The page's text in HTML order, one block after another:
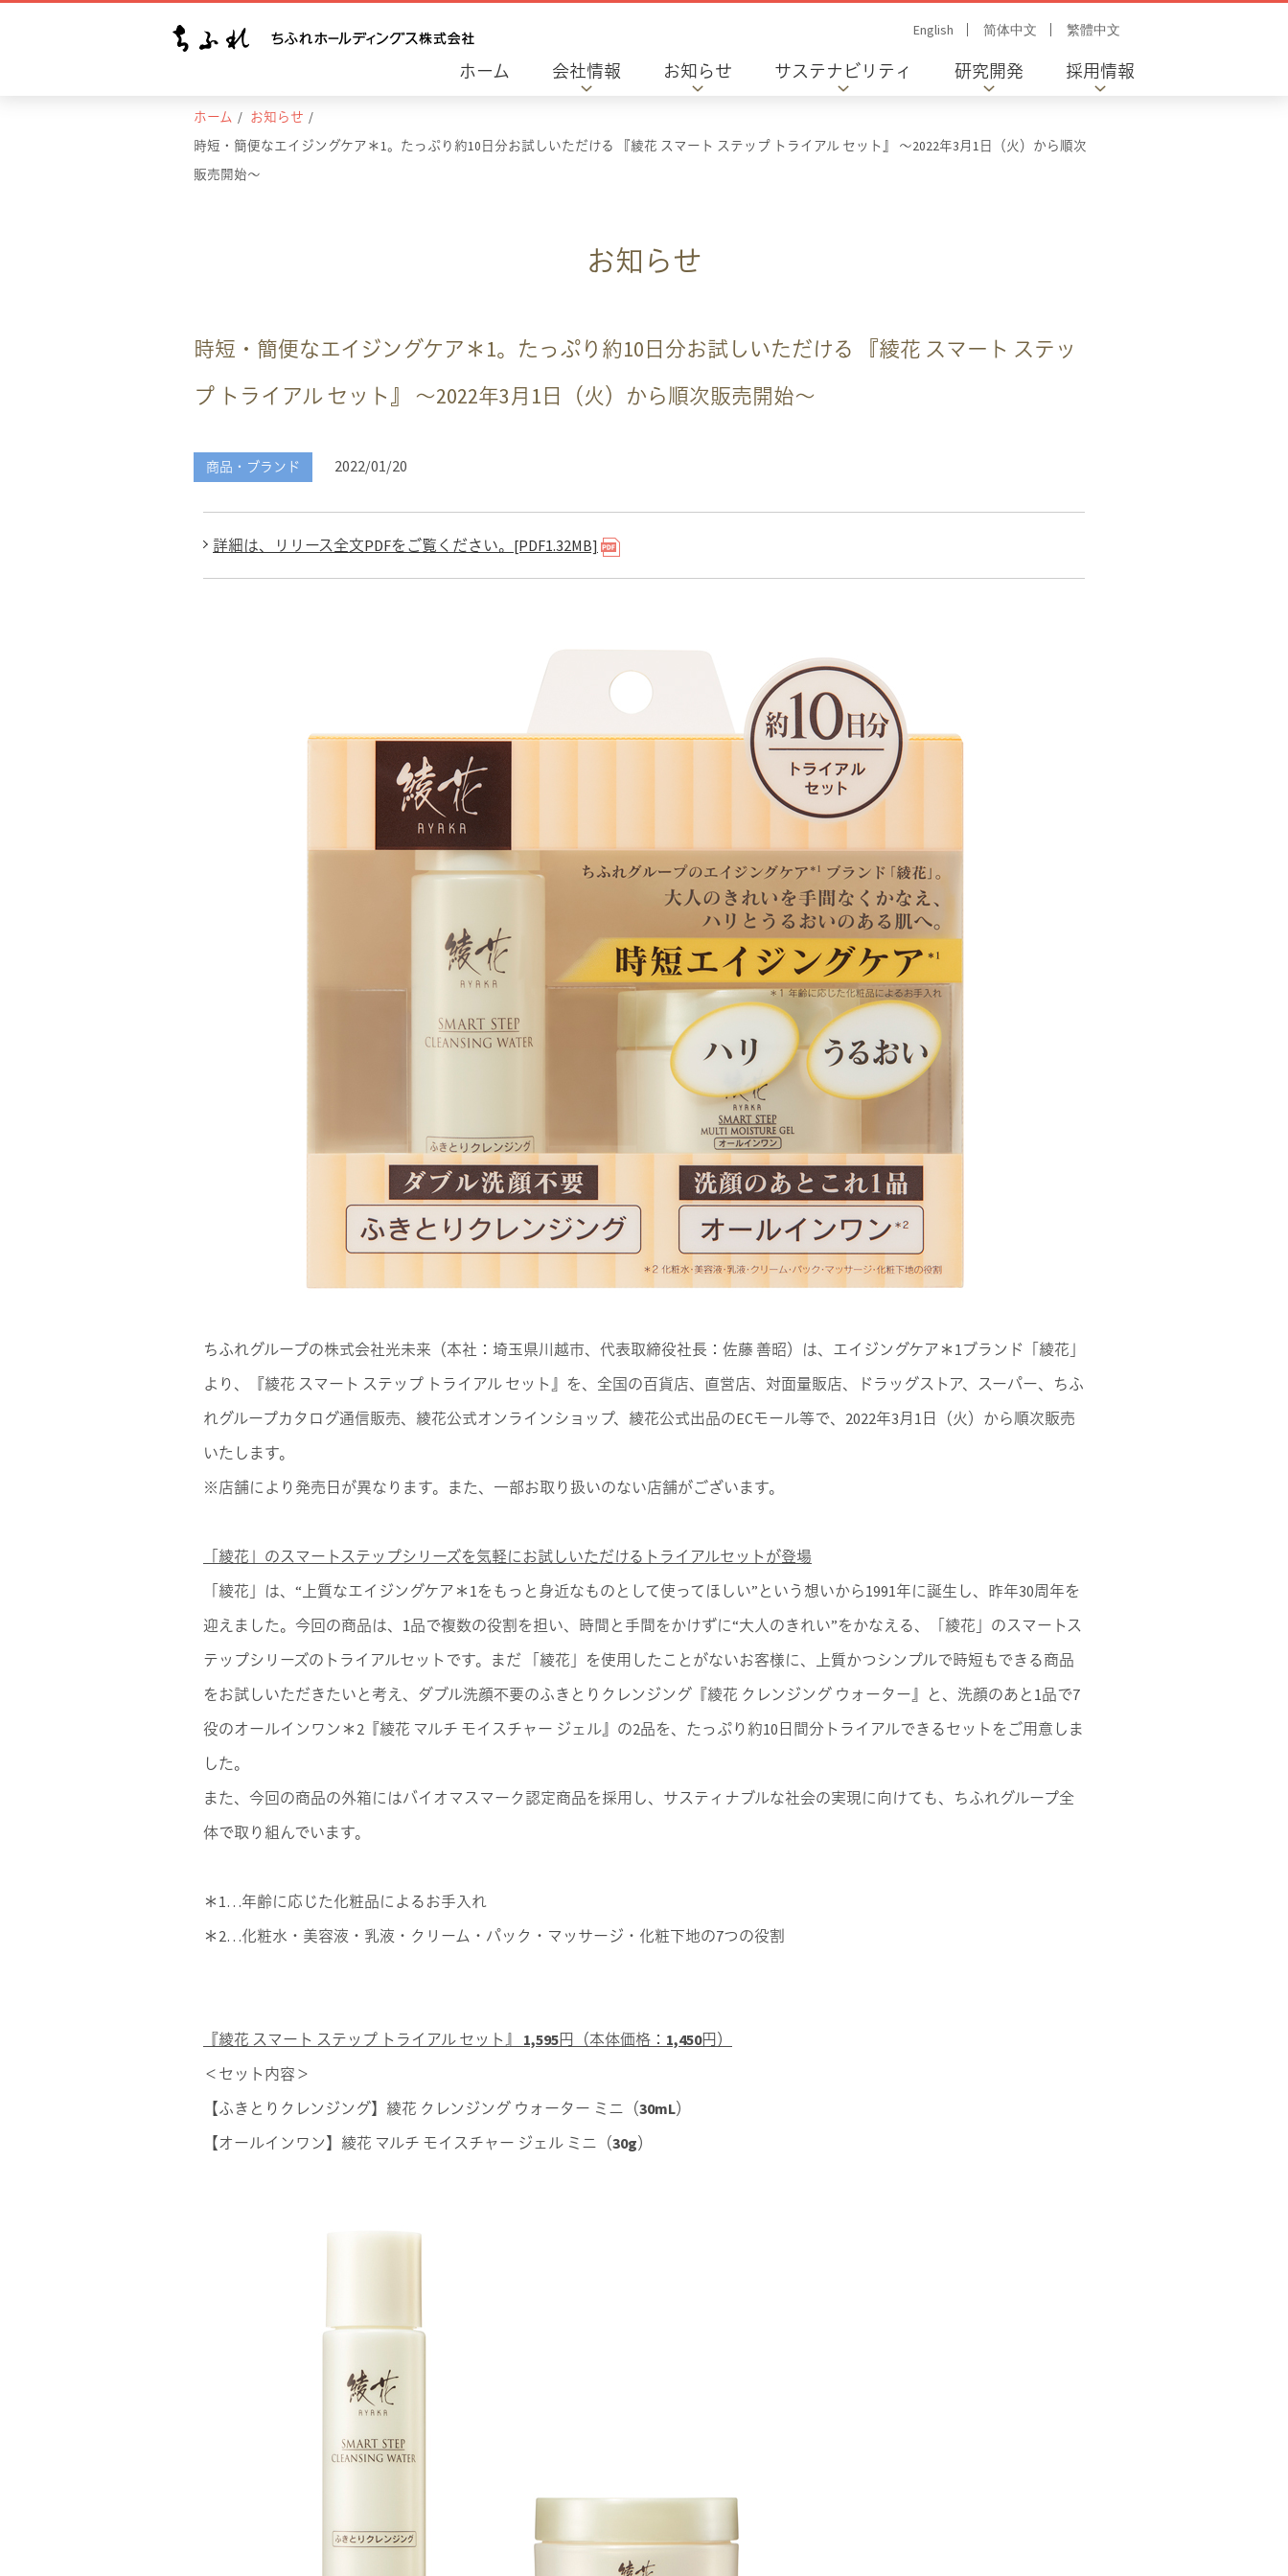
English 简体中文 繁體中文
ホーム 会社情報 お知らせ サステナビリティ 研究開発 採用情報
ホーム
お知らせ
時短・簡便なエイジングケア＊1。たっぷり約10日分お試しいただける 『綾花 スマート ステップ トライアル セット』 ～2022年3月1日（火）から順次
販売開始～
お知らせ
時短・簡便なエイジングケア＊1。たっぷり約10日分お試しいただける 『綾花 スマート ステッ
プ トライアル セット』 ～2022年3月1日（火）から順次販売開始～
商品・ブランド 2022/01/20
詳細は、リリース全文PDFをご覧ください。[PDF1.32MB]
ちふれグループの株式会社光未来（本社：埼玉県川越市、代表取締役社長：佐藤 善昭）は、エイジングケア＊1ブランド「綾花」
より、『綾花 スマート ステップ トライアル セット』を、全国の百貨店、直営店、対面量販店、ドラッグストア、スーパー、ちふ
れグループカタログ通信販売、綾花公式オンラインショップ、綾花公式出品のECモール等で、2022年3月1日（火）から順次販売
いたします。
※店舗により発売日が異なります。また、一部お取り扱いのない店舗がございます。
「綾花」のスマートステップシリーズを気軽にお試しいただけるトライアルセットが登場
「綾花」は、“上質なエイジングケア＊1をもっと身近なものとして使ってほしい”という想いから1991年に誕生し、昨年30周年を
迎えました。今回の商品は、1品で複数の役割を担い、時間と手間をかけずに“大人のきれい”をかなえる、「綾花」のスマートス
テップシリーズのトライアルセットです。まだ 「綾花」を使用したことがないお客様に、上質かつシンプルで時短もできる商品
をお試しいただきたいと考え、ダブル洗顔不要のふきとりクレンジング『綾花 クレンジング ウォーター』と、洗顔のあと1品で7
役のオールインワン＊2『綾花 マルチ モイスチャー ジェル』の2品を、たっぷり約10日間分トライアルできるセットをご用意しま
した。
また、今回の商品の外箱にはバイオマスマーク認定商品を採用し、サスティナブルな社会の実現に向けても、ちふれグループ全
体で取り組んでいます。
＊1…年齢に応じた化粧品によるお手入れ
＊2…化粧水・美容液・乳液・クリーム・パック・マッサージ・化粧下地の7つの役割
『綾花 スマート ステップ トライアル セット』 1,595円（本体価格：1,450円）
＜セット内容＞
【ふきとりクレンジング】綾花 クレンジング ウォーター ミニ（30mL）
【オールインワン】綾花 マルチ モイスチャー ジェル ミニ（30g）